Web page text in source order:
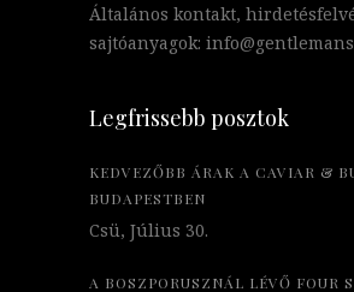
Általános kontakt,
sajtóanyagok:
Legfrissebb posztok
KEDVEZŐBB ÁRAK A CAVIAR &
BUDAPESTBEN
Csü, Július 30.
A BOSZPORUSZNÁL LÉVŐ FOUR